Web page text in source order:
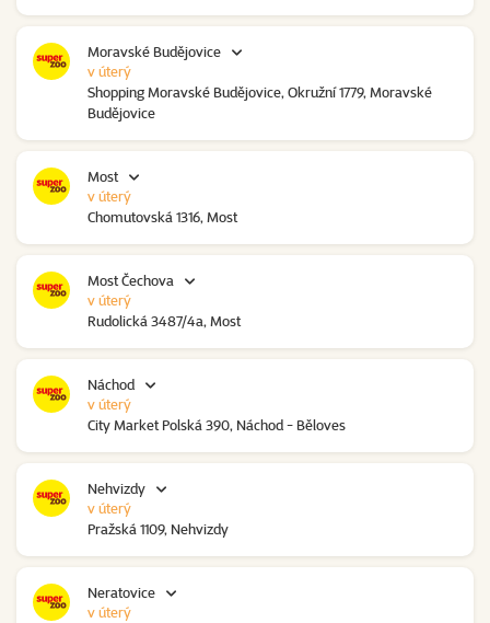
Moravské Budějovice
Shopping Moravské Budějovice, Okružní 1779, Moravské
Budějovice
v úterý
Most
Chomutovská 1316, Most
v úterý
Most Čechova
Rudolická 3487/4a, Most
v úterý
Náchod
City Market Polská 390, Náchod - Běloves
v úterý
Nehvizdy
Pražská 1109, Nehvizdy
v úterý
Neratovice
v úterý